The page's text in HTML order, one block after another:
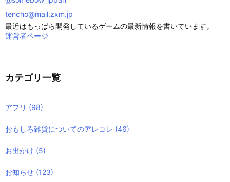
tencho@mail.zxm.jp
最近はもっぱら開発しているゲームの最新情報を書いています。
運営者ページ
カテゴリ一覧
アプリ (98)
おもしろ雑貨についてのアレコレ (46)
お出かけ (5)
お知らせ (123)